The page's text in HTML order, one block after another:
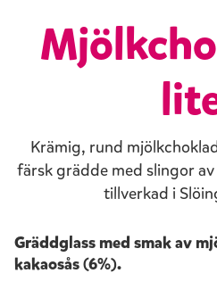
Krämig, rund
färsk grädde med slingor
tillverkad i
Gräddglass med smak av
kakaosås (6%).